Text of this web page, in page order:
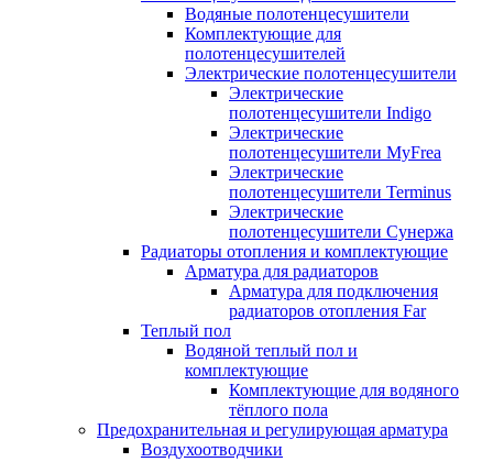
Водяные полотенцесушители
Комплектующие для
полотенцесушителей
Электрические полотенцесушители
Электрические
полотенцесушители Indigo
Электрические
полотенцесушители MyFrea
Электрические
полотенцесушители Terminus
Электрические
полотенцесушители Сунержа
Радиаторы отопления и комплектующие
Арматура для радиаторов
Арматура для подключения
радиаторов отопления Far
Теплый пол
Водяной теплый пол и
комплектующие
Комплектующие для водяного
тёплого пола
Предохранительная и регулирующая арматура
Воздухоотводчики